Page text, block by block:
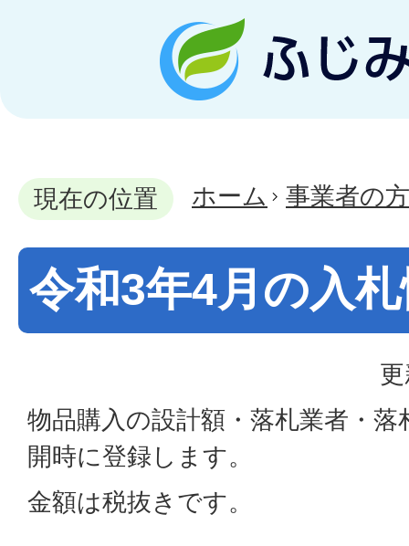
現在の位置 ホーム 事業者の
令和3年4月の入
物品購入の設計額・落札業者・
開時に登録します。
金額は税抜きです。